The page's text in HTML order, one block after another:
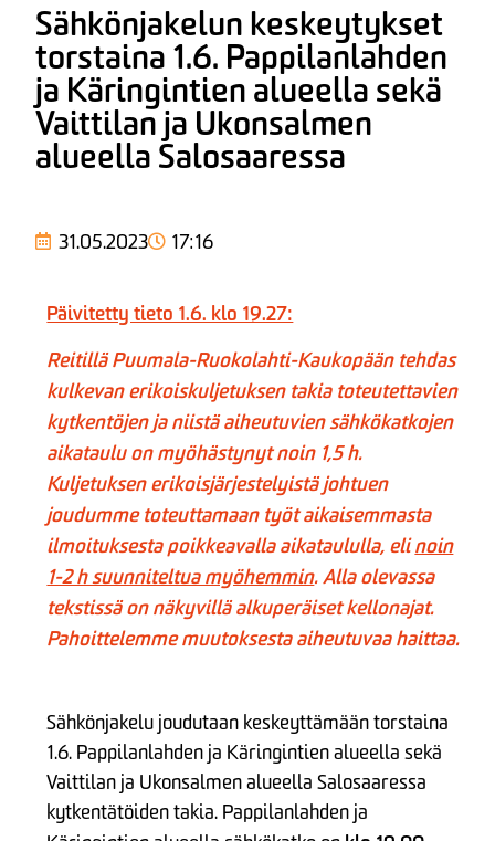
Sähkönjakelun keskeytykset
torstaina 1.6. Pappilanlahden
ja Käringintien alueella sekä
Vaittilan ja Ukonsalmen
alueella Salosaaressa
31.05.2023 17:16
Päivitetty tieto 1.6. klo 19.27:
Reitillä Puumala-Ruokolahti-Kaukopään tehdas
kulkevan erikoiskuljetuksen takia toteutettavien
kytkentöjen ja niistä aiheutuvien sähkökatkojen
aikataulu on myöhästynyt noin 1,5 h.
Kuljetuksen erikoisjärjestelyistä johtuen
joudumme toteuttamaan työt aikaisemmasta
ilmoituksesta poikkeavalla aikataululla, elinoin
1-2 h suunniteltua myöhemmin. Alla olevassa
tekstissä on näkyvillä alkuperäiset kellonajat.
Pahoittelemme muutoksesta aiheutuvaa haittaa.
Sähkönjakelu joudutaan keskeyttämään torstaina
1.6. Pappilanlahden ja Käringintien alueella sekä
Vaittilan ja Ukonsalmen alueella Salosaaressa
kytkentätöiden takia. Pappilanlahden ja